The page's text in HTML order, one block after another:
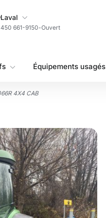
Ma succursale
Laval
450 661-9150-Ouvert
Équipements usagés
4X4 CAB